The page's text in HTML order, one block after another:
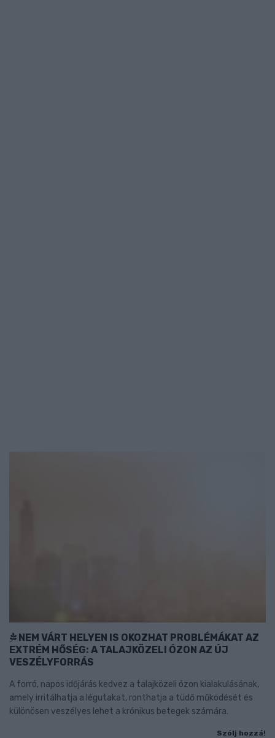
NEM VÁRT HELYEN IS OKOZHAT PROBLÉMÁKAT AZ
EXTRÉM HŐSÉG: A TALAJKÖZELI ÓZON AZ ÚJ
VESZÉLYFORRÁS
A forró, napos időjárás kedvez a talajközeli ózon kialakulásának,
amely irritálhatja a légutakat, ronthatja a tüdő működését és
különösen veszélyes lehet a krónikus betegek számára.
Szólj hozzá!